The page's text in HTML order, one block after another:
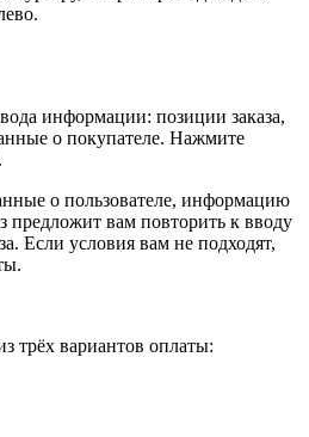
информации: позиции заказа,
о покупателе. Нажмите
о пользователе, информацию
предложит вам повторить к вводу
Если условия вам не подходят,
трёх вариантов оплаты: